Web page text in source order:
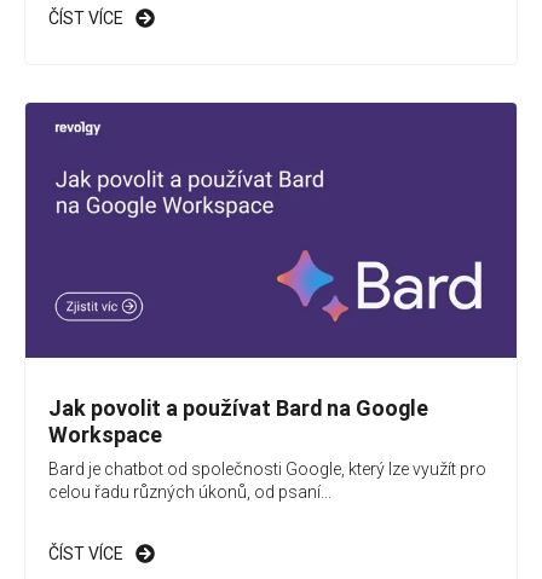
ČÍST VÍCE
Jak povolit a používat Bard na Google
Workspace
Bard je chatbot od společnosti Google, který lze využít pro
celou řadu různých úkonů, od psaní...
ČÍST VÍCE